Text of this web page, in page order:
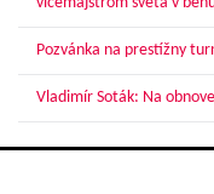
vicemajstrom sveta v
Pozvánka na prestížny
Vladimír Soták: Na